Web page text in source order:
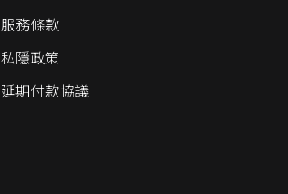
服務條款
私隱政策
延期付款協議